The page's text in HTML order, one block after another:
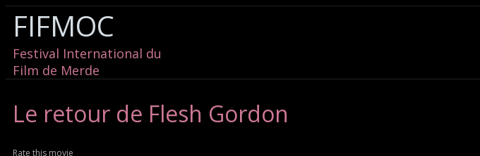
FIFMOC
Festival International du
Film de Merde
Le retour de Flesh Gordon
Rate this movie